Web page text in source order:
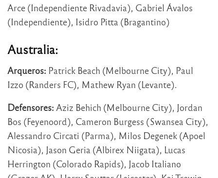
Arce (Independiente Rivadavia), Gabriel Ávalos
(Independiente), Isidro Pitta (Bragantino)
Australia:
Arqueros: Patrick Beach (Melbourne City), Paul
Izzo (Randers FC), Mathew Ryan (Levante).
Defensores: Aziz Behich (Melbourne City), Jordan
Bos (Feyenoord), Cameron Burgess (Swansea City),
Alessandro Circati (Parma), Milos Degenek (Apoel
Nicosia), Jason Geria (Albirex Niigata), Lucas
Herrington (Colorado Rapids), Jacob Italiano